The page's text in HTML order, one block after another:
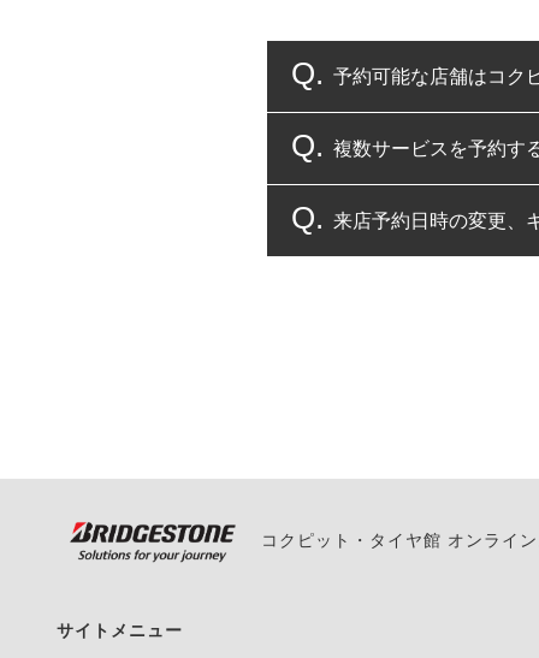
予約可能な店舗はコク
コクピット・タイヤ館
複数サービスを予約す
複数サービスのご予約
来店予約日時の変更、
また、やむを得ない
コクピット・タイヤ館 オンライ
サイトメニュー